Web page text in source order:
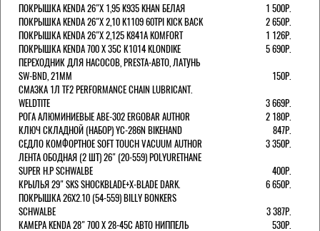
ПОКРЫШКА KENDA 26"Х 1,95 K935 KHAN БЕЛАЯ
1 500Р.
ПОКРЫШКА KENDA 26"Х 2,10 K1109 60TPI KICK BACK
2 650Р.
ПОКРЫШКА KENDA 26"Х 2,125 K841A KOMFORT
1 126Р.
ПОКРЫШКА KENDA 700 Х 35С К1014 KLONDIKE
5 690Р.
ПЕРЕХОДНИК ДЛЯ НАСОСОВ, PRESTA-АВТО, ЛАТУНЬ
SW-BND, 21ММ
150Р.
СМАЗКА 1Л TF2 PERFORMANCE CHAIN LUBRICANT.
WELDTITE
3 669Р.
РОГА АЛЮМИНИЕВЫЕ ABE-302 ERGOBAR AUTHOR
2 180Р.
КЛЮЧ СКЛАДНОЙ (НАБОР) YC-286N BIKEHAND
847Р.
СЕДЛО КОМФОРТНОЕ SOFT TOUCH VACUUM AUTHOR
3 350Р.
ЛЕНТА ОБОДНАЯ (2 ШТ) 26" (20-559) POLYURETHANE
SUPER H.P SCHWALBE
400Р.
КРЫЛЬЯ 29" SKS SHOCKBLADE+X-BLADE DARK.
6 650Р.
ПОКРЫШКА 26X2.10 (54-559) BILLY BONKERS
SCHWALBE
3 387Р.
КАМЕРА KENDA 28" 700 Х 28-45С АВТО НИППЕЛЬ
530Р.